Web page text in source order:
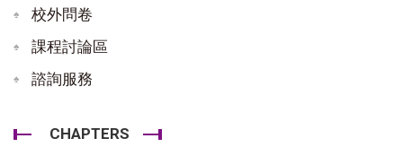
校外問卷
課程討論區
諮詢服務
CHAPTERS